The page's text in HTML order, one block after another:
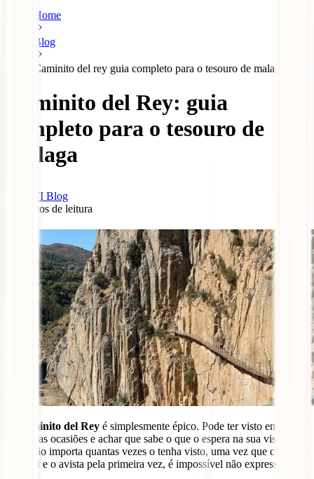
Home
Blog
Caminito del rey guia completo para o tesouro de malaga
Caminito del Rey: guia
completo para o tesouro de
Málaga
IATI Blog
minutos de leitura
Caminito del Rey é simplesmente épico. Pode ter visto em fotos
em várias ocasiões e achar que sabe o que o espera na sua visita.
Mas, não importa quantas vezes o tenha visto, uma vez que chega
ao local e o avista pela primeira vez, é impossível não expressar um